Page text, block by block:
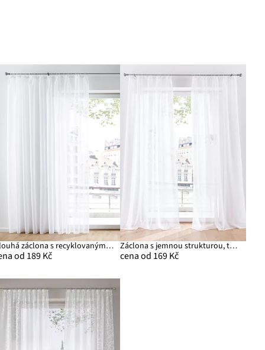
Dlouhá záclona s recyklovaným polyesterem, jednobarevná
od 189 Kč
Záclona s jemnou strukturou, také extra dlouhá (1 ks v balení)
cena od 169 Kč